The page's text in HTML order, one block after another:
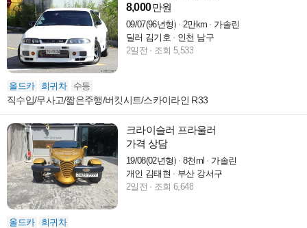
8,000만원
09/07(96년형) 2만km
가솔린
딜러 김기호
인천 남구
2일전
조회 5,533
올드카 희귀차 수동
직수입/무사고/짧은주행/버킷시트/스카이라인 R33
크라이슬러 프라울러
가격 상담
19/08(02년형) 8천ml
가솔린
개인 김태현
부산 강서구
2일전
조회 6,648
올드카 희귀차